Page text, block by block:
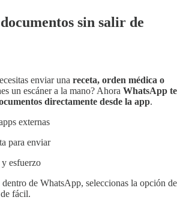
sin salir de
enviar una receta, orden médica o
un escáner a la mano? Ahora WhatsApp te
directamente desde la app.
externas
para enviar
esfuerzo
dentro de WhatsApp, seleccionas la opción de
fácil.